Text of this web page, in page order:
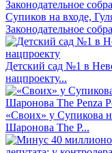
Супиков на входе,
Законодательное
Детский сад №1 в
нацпроекту...
«Своих» у Супикова
Шаронова The P...